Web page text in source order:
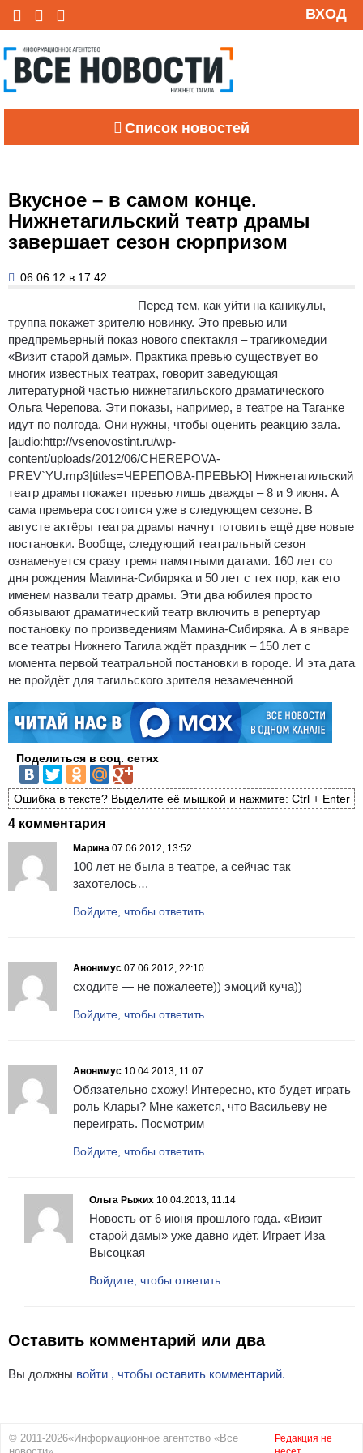
ВХОД
Список новостей
Вкусное – в самом конце.
Нижнетагильский театр драмы
завершает сезон сюрпризом
06.06.12 в 17:42
Перед тем, как уйти на каникулы,
труппа покажет зрителю новинку. Это превью или
предпремьерный показ нового спектакля – трагикомедии
«Визит старой дамы». Практика превью существует во
многих известных театрах, говорит заведующая
литературной частью нижнетагильского драматического
Ольга Черепова. Эти показы, например, в театре на Таганке
идут по полгода. Они нужны, чтобы оценить реакцию зала.
[audio:http://vsenovostint.ru/wp-
content/uploads/2012/06/CHEREPOVA-
PREV`YU.mp3|titles=ЧЕРЕПОВА-ПРЕВЬЮ] Нижнетагильский
театр драмы покажет превью лишь дважды – 8 и 9 июня. А
сама премьера состоится уже в следующем сезоне. В
августе актёры театра драмы начнут готовить ещё две новые
постановки. Вообще, следующий театральный сезон
ознаменуется сразу тремя памятными датами. 160 лет со
дня рождения Мамина-Сибиряка и 50 лет с тех пор, как его
именем назвали театр драмы. Эти два юбилея просто
обязывают драматический театр включить в репертуар
постановку по произведениям Мамина-Сибиряка. А в январе
все театры Нижнего Тагила ждёт праздник – 150 лет с
момента первой театральной постановки в городе. И эта дата
не пройдёт для тагильского зрителя незамеченной
Поделиться в соц. сетях
Ошибка в тексте? Выделите её мышкой и нажмите: Ctrl + Enter
4 комментария
Марина 07.06.2012, 13:52
100 лет не была в театре, а сейчас так
захотелось…
Войдите, чтобы ответить
Анонимус 07.06.2012, 22:10
сходите — не пожалеете)) эмоций куча))
Войдите, чтобы ответить
Анонимус 10.04.2013, 11:07
Обязательно схожу! Интересно, кто будет играть
роль Клары? Мне кажется, что Васильеву не
переиграть. Посмотрим
Войдите, чтобы ответить
Ольга Рыжих 10.04.2013, 11:14
Новость от 6 июня прошлого года. «Визит
старой дамы» уже давно идёт. Играет Иза
Высоцкая
Войдите, чтобы ответить
Оставить комментарий или два
Вы должны войти , чтобы оставить комментарий.
© 2011-2026«Информационное агентство «Все
Редакция не